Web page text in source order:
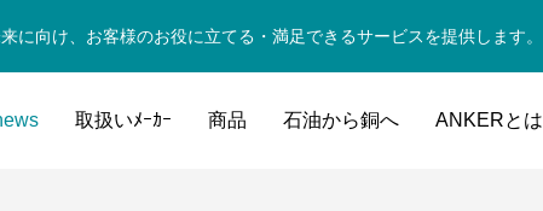
向け、お客様のお役に立てる・満足できるサービスを提供します。
取扱いﾒｰｶｰ 商品 石油から銅へ ANKERとは